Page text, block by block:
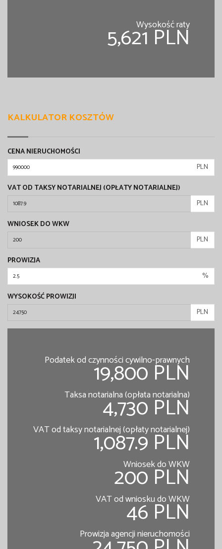
Wysokość raty
5,621 PLN
KALKULATOR KOSZTÓW
CENA NIERUCHOMOŚCI
PLN
VAT OD TAKSY NOTARIALNEJ (OPŁATY NOTARIALNEJ)
PLN
WNIOSEK DO WKW
PLN
PROWIZJA
%
WYSOKOŚĆ PROWIZJI
PLN
Podatek od czynności cywilno-prawnych
19,800 PLN
Taksa notarialna (opłata notarialna)
4,730 PLN
VAT od taksy notarialnej (opłaty notarialnej)
1,087.9 PLN
Wniosek do WKW
200 PLN
VAT od wniosku do WKW
46 PLN
Prowizja agencji nieruchomości